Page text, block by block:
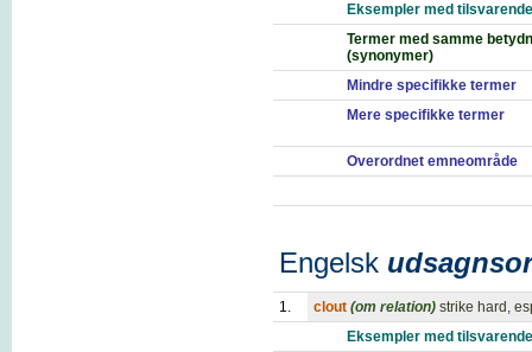
Eksempler med
Termer med samme
(synonymer)
Mindre specifikke termer
Mere specifikke termer
Overordnet emneområde
Engelsk
1. clout (om relation) strike hard,
Eksempler med